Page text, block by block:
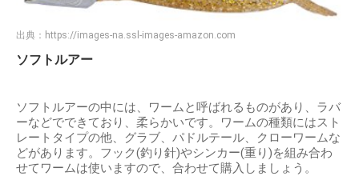
出典： https://images-na.ssl-images-amazon.com
ソフトルアー
ソフトルアーの中には、ワームと呼ばれるものがあり、ラバ
ーなどでできており、柔らかいです。ワームの種類にはスト
レートタイプの他、グラブ、パドルテール、クローワームな
どがあります。フック(釣り針)やシンカー(重り)を組み合わ
せてワームは使いますので、合わせて購入しましょう。